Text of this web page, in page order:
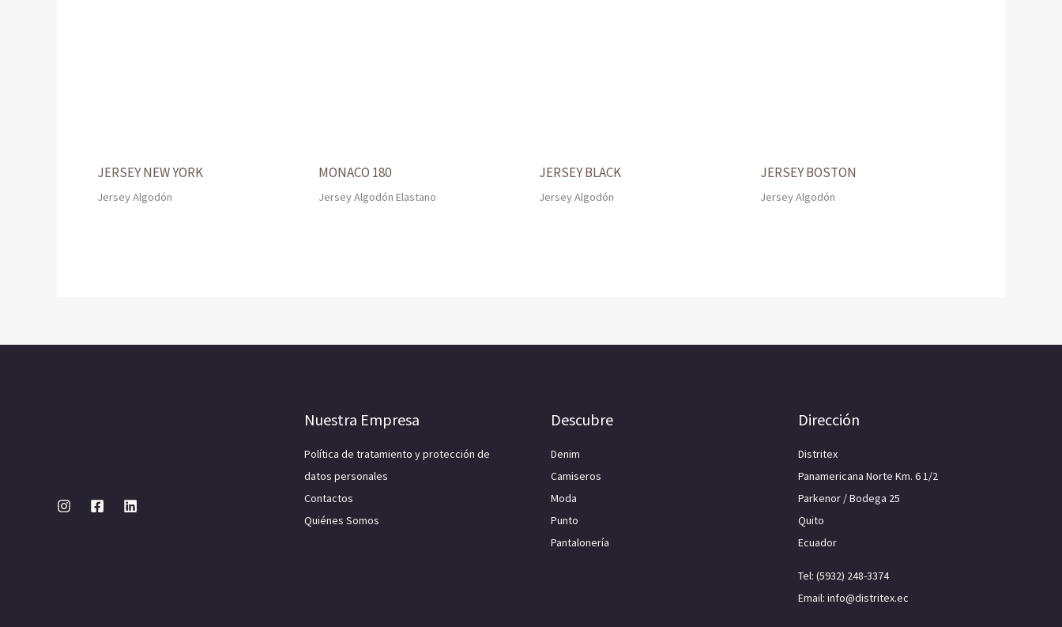
JERSEY NEW YORK
Jersey Algodón
MONACO 180
Jersey Algodón Elastano
JERSEY BLACK
Jersey Algodón
JERSEY BOSTON
Jersey Algodón
Nuestra Empresa
Política de tratamiento y protección de
datos personales
Contactos
Quiénes Somos
Descubre
Denim
Camiseros
Moda
Punto
Pantalonería
Dirección
Distritex
Panamericana Norte Km. 6 1/2
Parkenor / Bodega 25
Quito
Ecuador
Tel: (5932) 248-3374
Email: info@distritex.ec